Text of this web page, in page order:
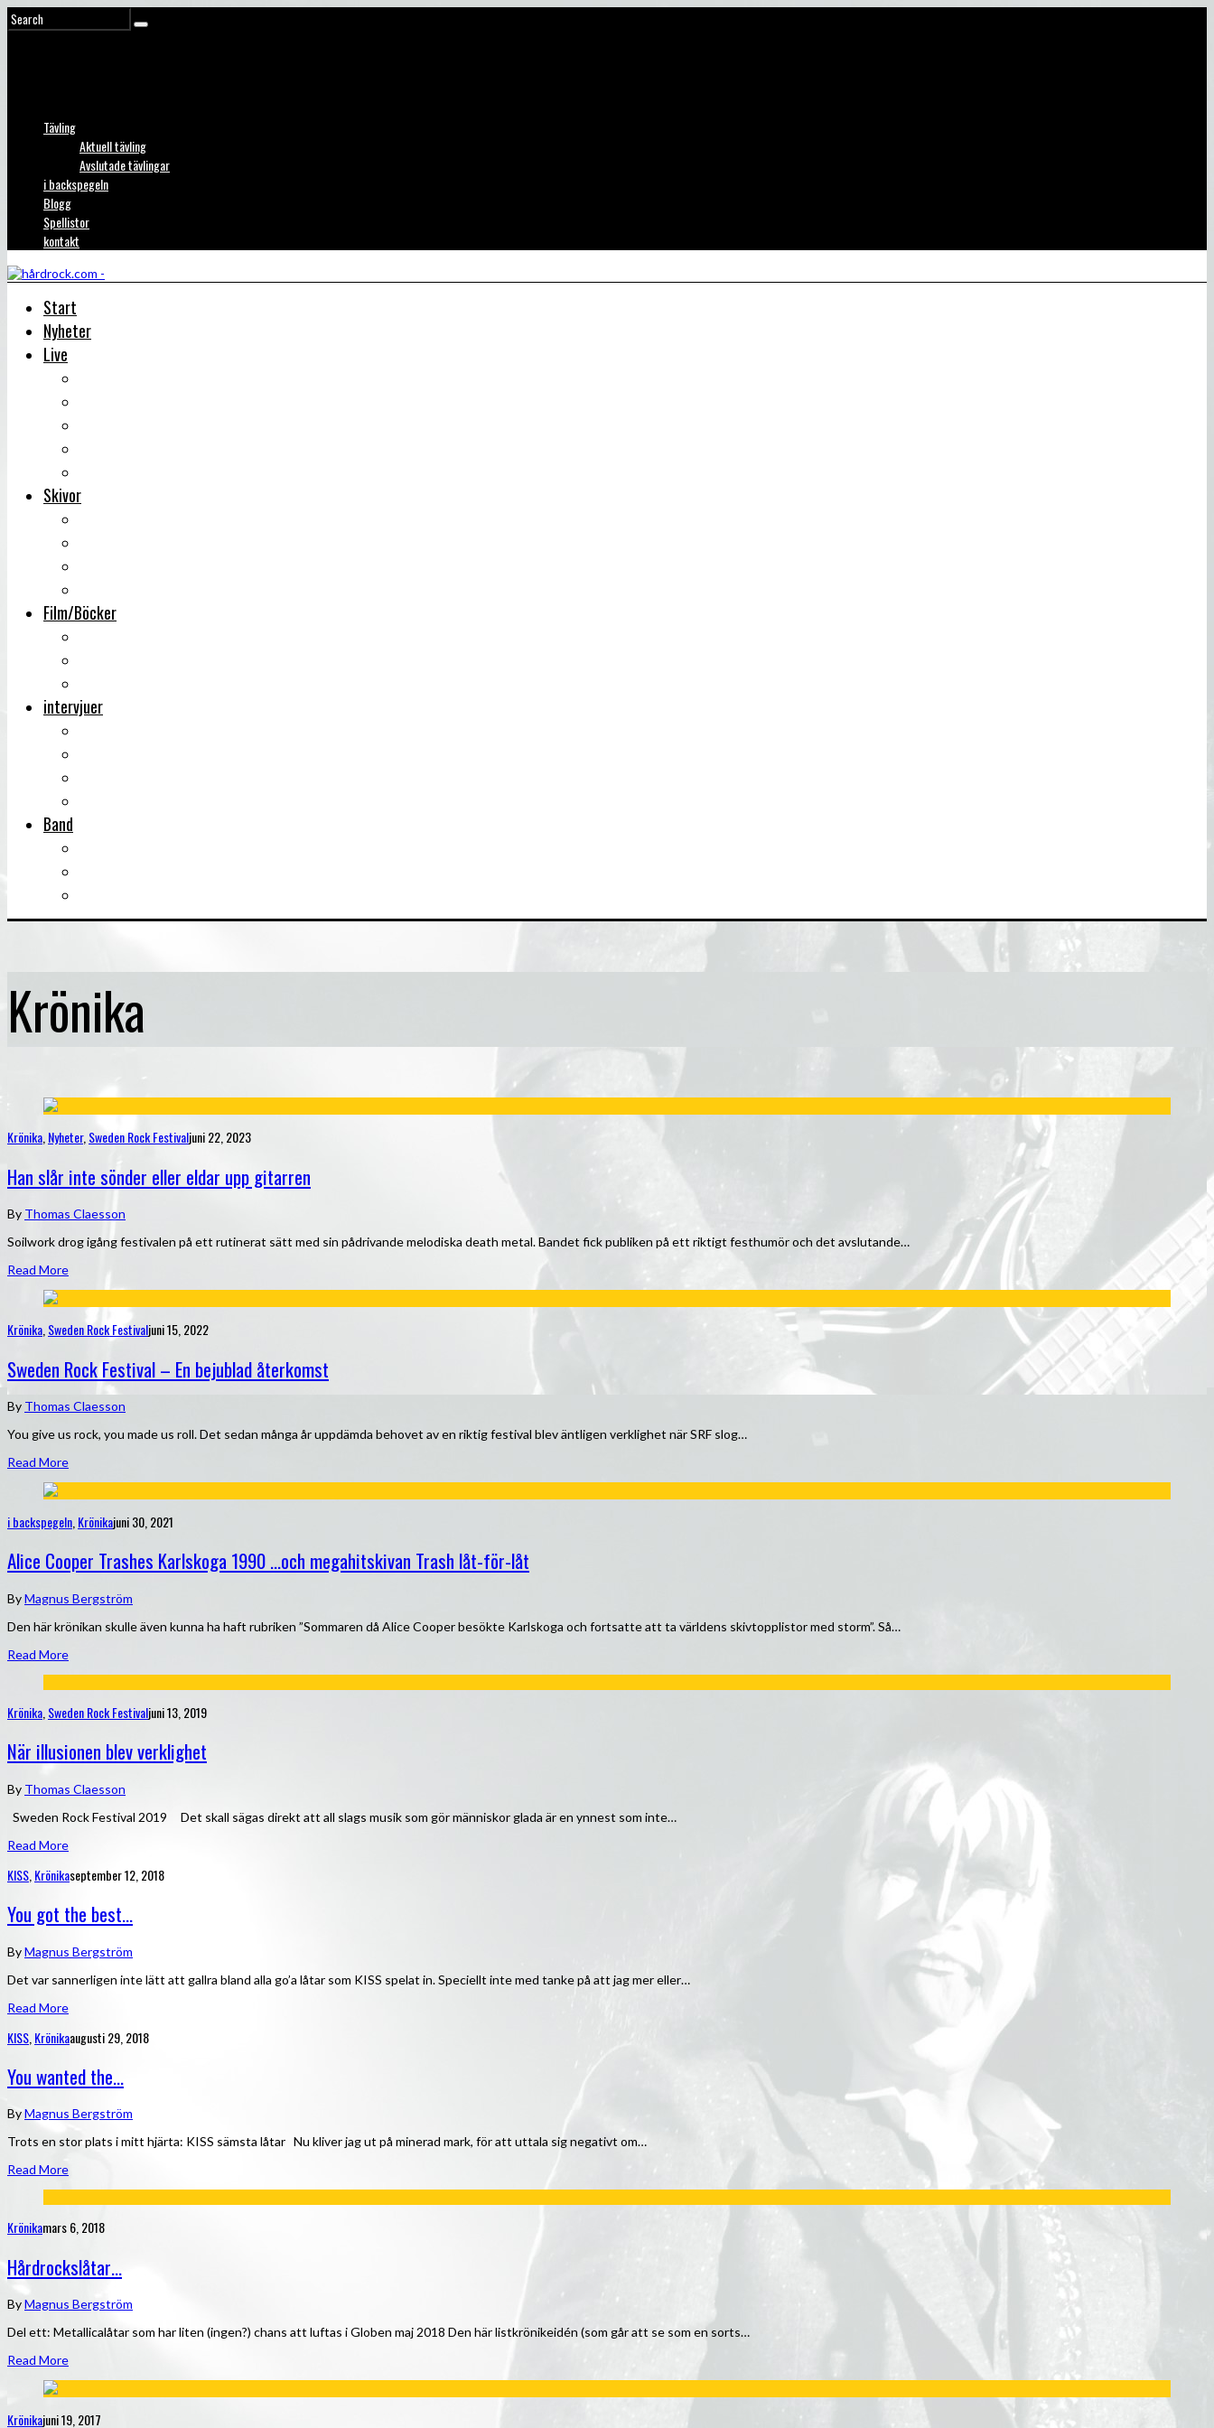
Tävling
Aktuell tävling
Avslutade tävlingar
i backspegeln
Blogg
Spellistor
kontakt
Start
Nyheter
Live
Skivor
Film/Böcker
intervjuer
Band
Krönika
Krönika,Nyheter,Sweden Rock Festivaljuni 22, 2023
Han slår inte sönder eller eldar upp gitarren
By Thomas Claesson
Soilwork drog igång festivalen på ett rutinerat sätt med sin pådrivande melodiska death metal. Bandet fick publiken på ett riktigt festhumör och det avslutande…
Read More
Krönika Sweden Rock Festivaljuni 15, 2022
Sweden Rock Festival – En bejublad återkomst
By Thomas Claesson
You give us rock, you made us roll. Det sedan många år uppdämda behovet av en riktig festival blev äntligen verklighet när SRF slog…
Read More
i backspegeln Krönikajuni 30, 2021
Alice Cooper Trashes Karlskoga 1990 …och megahitskivan Trash låt-för-låt
ByMagnus Bergström
Den här krönikan skulle även kunna ha haft rubriken ”Sommaren då Alice Cooper besökte Karlskoga och fortsatte att ta världens skivtopplistor med storm”. Så…
Read More
Krönika Sweden Rock Festivaljuni 13, 2019
När illusionen blev verklighet
By Thomas Claesson
Sweden Rock Festival 2019 Det skall sägas direkt att all slags musik som gör människor glada är en ynnest som inte…
Read More
KISS Krönikaseptember 12, 2018
You got the best…
ByMagnus Bergström
Det var sannerligen inte lätt att gallra bland alla go’a låtar som KISS spelat in. Speciellt inte med tanke på att jag mer eller…
Read More
KISS Krönikaaugusti 29, 2018
You wanted the…
ByMagnus Bergström
Trots en stor plats i mitt hjärta: KISS sämsta låtar Nu kliver jag ut på minerad mark, för att uttala sig negativt om…
Read More
Krönikamars 6, 2018
Hårdrockslåtar…
ByMagnus Bergström
Del ett: Metallicalåtar som har liten (ingen?) chans att luftas i Globen maj 2018 Den här listkrönikeidén (som går att se som en sorts…
Read More
Krönikajuni 19, 2017